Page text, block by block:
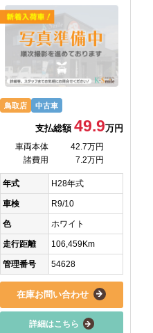
鳥取店 中古車
支払総額49.9万円
車両本体
42.7万円
諸費用
7.2万円
年式 H28年式
車検 R9/10
色 ホワイト
走行距離 106,459Km
管理番号 54628
在庫お問い合わせ
詳細はこちら